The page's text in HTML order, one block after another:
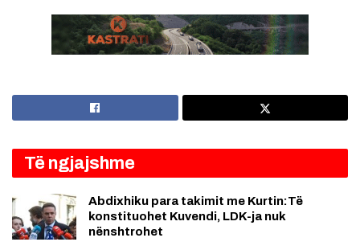
Të ngjajshme
Abdixhiku para takimit me Kurtin:Të
konstituohet Kuvendi, LDK-ja nuk
nënshtrohet